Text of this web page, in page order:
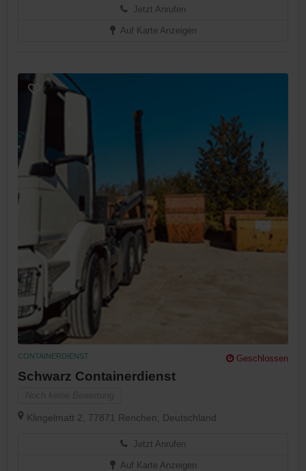
Jetzt Anrufen
Auf Karte Anzeigen
CONTAINERDIENST Geschlossen
Schwarz Containerdienst
Klingelmatt 2, 77871 Renchen, Deutschland
Jetzt Anrufen
Auf Karte Anzeigen